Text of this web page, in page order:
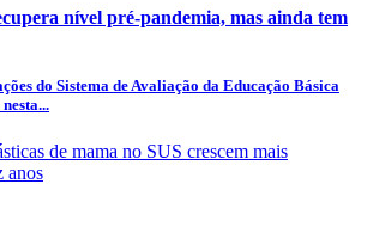
nível pré-pandemia, mas ainda tem
do Sistema de Avaliação da Educação Básica